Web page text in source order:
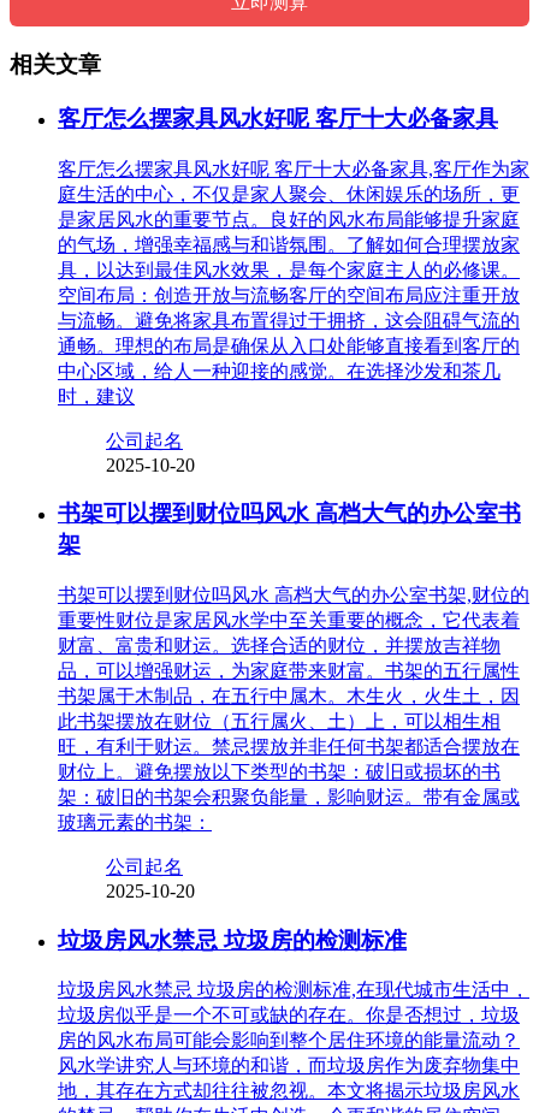
相关文章
客厅怎么摆家具风水好呢 客厅十大必备家具
客厅怎么摆家具风水好呢 客厅十大必备家具,客厅作为家
庭生活的中心，不仅是家人聚会、休闲娱乐的场所，更
是家居风水的重要节点。良好的风水布局能够提升家庭
的气场，增强幸福感与和谐氛围。了解如何合理摆放家
具，以达到最佳风水效果，是每个家庭主人的必修课。
空间布局：创造开放与流畅客厅的空间布局应注重开放
与流畅。避免将家具布置得过于拥挤，这会阻碍气流的
通畅。理想的布局是确保从入口处能够直接看到客厅的
中心区域，给人一种迎接的感觉。在选择沙发和茶几
时，建议
公司起名
2025-10-20
书架可以摆到财位吗风水 高档大气的办公室书
架
书架可以摆到财位吗风水 高档大气的办公室书架,财位的
重要性财位是家居风水学中至关重要的概念，它代表着
财富、富贵和财运。选择合适的财位，并摆放吉祥物
品，可以增强财运，为家庭带来财富。书架的五行属性
书架属于木制品，在五行中属木。木生火，火生土，因
此书架摆放在财位（五行属火、土）上，可以相生相
旺，有利于财运。禁忌摆放并非任何书架都适合摆放在
财位上。避免摆放以下类型的书架：破旧或损坏的书
架：破旧的书架会积聚负能量，影响财运。带有金属或
玻璃元素的书架：
公司起名
2025-10-20
垃圾房风水禁忌 垃圾房的检测标准
垃圾房风水禁忌 垃圾房的检测标准,在现代城市生活中，
垃圾房似乎是一个不可或缺的存在。你是否想过，垃圾
房的风水布局可能会影响到整个居住环境的能量流动？
风水学讲究人与环境的和谐，而垃圾房作为废弃物集中
地，其存在方式却往往被忽视。本文将揭示垃圾房风水